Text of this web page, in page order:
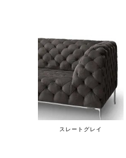
スレートグレイ